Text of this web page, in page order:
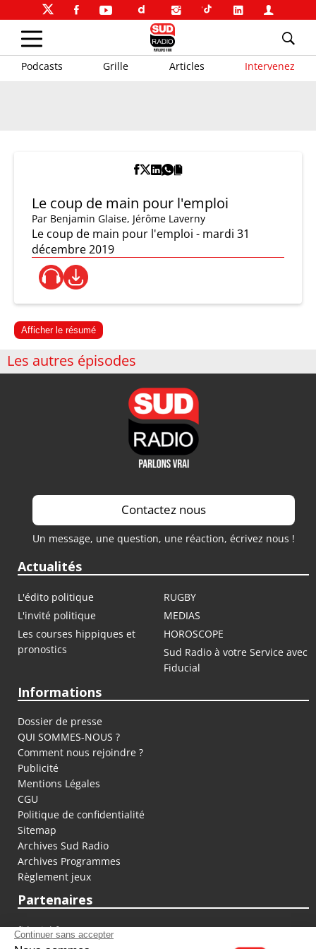
Podcasts Grille Articles Intervenez
Le coup de main pour l'emploi
Par Benjamin Glaise, Jérôme Laverny
Le coup de main pour l'emploi - mardi 31
décembre 2019
Afficher le résumé
Les autres épisodes
Contactez nous
Un message, une question, une réaction, écrivez nous !
Actualités
L'édito politique
RUGBY
L'invité politique
MEDIAS
Les courses hippiques et
pronostics
HOROSCOPE
Sud Radio à votre Service avec
Fiducial
Informations
Dossier de presse
QUI SOMMES-NOUS ?
Comment nous rejoindre ?
Publicité
Mentions Légales
CGU
Politique de confidentialité
Sitemap
Archives Sud Radio
Archives Programmes
Règlement jeux
Partenaires
fiducial.fr